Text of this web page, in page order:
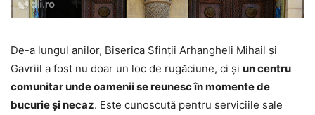
De-a lungul anilor, Biserica Sfinții Arhangheli Mihail și
Gavriil a fost nu doar un loc de rugăciune, ci și un centru
comunitar unde oamenii se reunesc în momente de
bucurie și necaz. Este cunoscută pentru serviciile sale